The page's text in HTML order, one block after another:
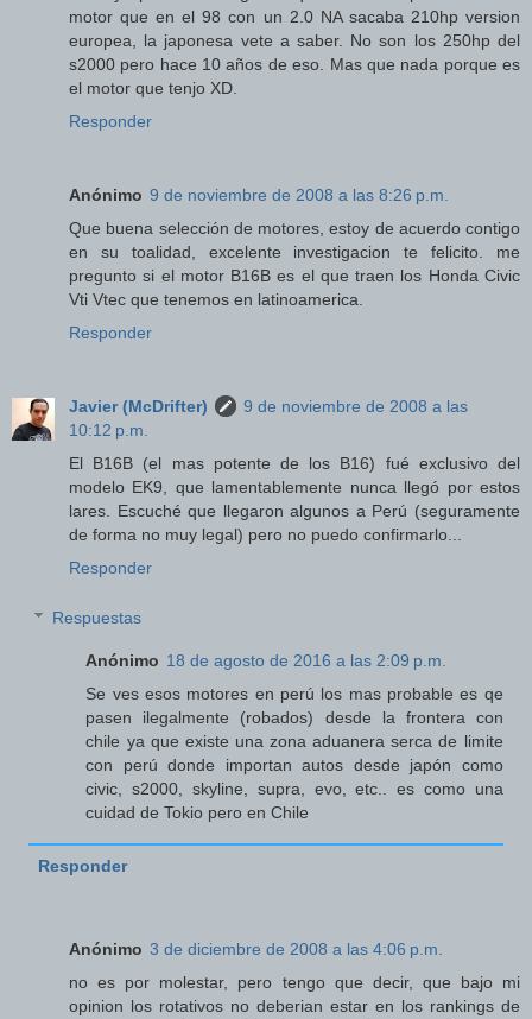
motor que en el 98 con un 2.0 NA sacaba 210hp version
europea, la japonesa vete a saber. No son los 250hp del
s2000 pero hace 10 años de eso. Mas que nada porque es
el motor que tenjo XD.
Responder
Anónimo 9 de noviembre de 2008 a las 8:26 p.m.
Que buena selección de motores, estoy de acuerdo contigo
en su toalidad, excelente investigacion te felicito. me
pregunto si el motor B16B es el que traen los Honda Civic
Vti Vtec que tenemos en latinoamerica.
Responder
Javier (McDrifter)
9 de noviembre de 2008 a las
10:12 p.m.
El B16B (el mas potente de los B16) fué exclusivo del
modelo EK9, que lamentablemente nunca llegó por estos
lares. Escuché que llegaron algunos a Perú (seguramente
de forma no muy legal) pero no puedo confirmarlo...
Responder
Respuestas
Anónimo 18 de agosto de 2016 a las 2:09 p.m.
Se ves esos motores en perú los mas probable es qe
pasen ilegalmente (robados) desde la frontera con
chile ya que existe una zona aduanera serca de limite
con perú donde importan autos desde japón como
civic, s2000, skyline, supra, evo, etc.. es como una
cuidad de Tokio pero en Chile
Responder
Anónimo 3 de diciembre de 2008 a las 4:06 p.m.
no es por molestar, pero tengo que decir, que bajo mi
opinion los rotativos no deberian estar en los rankings de